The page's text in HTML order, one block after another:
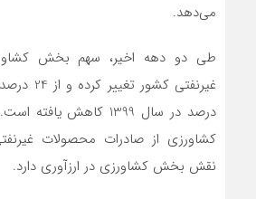
می‌دهد.
طی دو دهه اخیر، سهم بخش
درصد در سال 1399 کاهش
کشاورزی از صادرات محصولات
نقش بخش کشاورزی در ارزآوری دارد.